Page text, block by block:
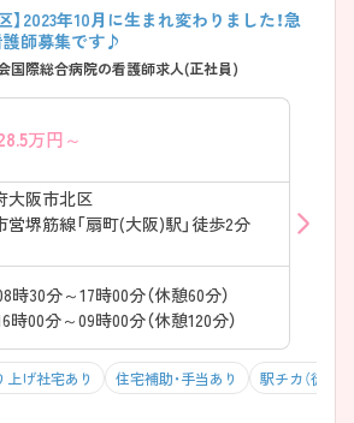
】2023年10月に生まれ変わりました！急
師募集です♪
際総合病院の看護師求人(正社員)
万円～
大阪市北区
営堺筋線「扇町(大阪)駅」徒歩2分
時30分～17時00分（休憩60分）
時00分～09時00分（休憩120分）
上げ社宅あり 住宅補助・手当あり 駅チカ（徒歩